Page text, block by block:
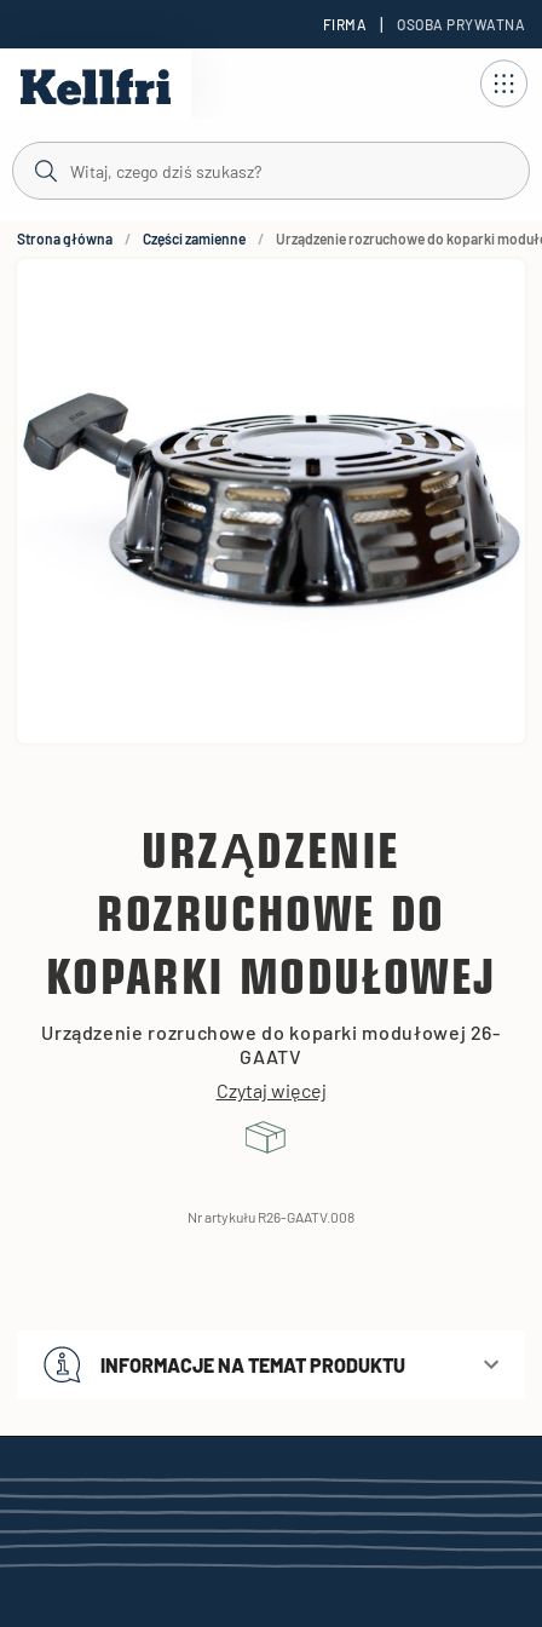
FIRMA | OSOBA PRYWATNA
Strona główna Części zamienne Urządzenie rozruchowe do koparki
URZĄDZENIE
ROZRUCHOWE DO
KOPARKI MODUŁOWEJ
Urządzenie rozruchowe do koparki modułowej 26-
GAATV
Czytaj więcej
Nr artykułu R26-GAATV.008
INFORMACJE NA TEMAT PRODUKTU